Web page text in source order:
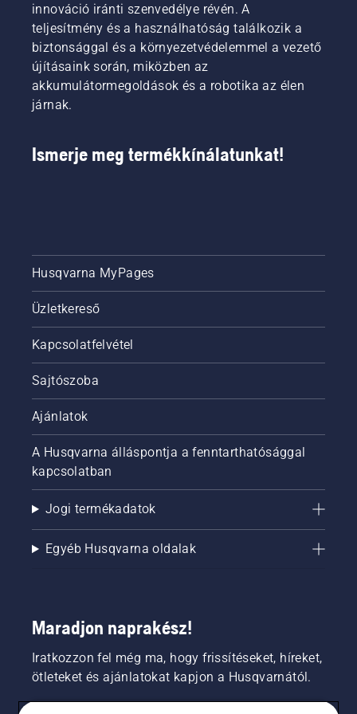
fű
nyírása
közben.
A savE
üzemmód
be- és
kikapcsolásához
meg az
akkumulátoros
biztosít,
és
csökkenti
a
fáradtságot
használat
ideig
dolgozhat
Svennung,
a
Husqvarna
és
innováció iránti szenvedélye révén. A
teljesítmény és a használhatóság találkozik a
biztonsággal és a környezetvédelemmel a vezető
újításaink során, miközben az
akkumulátormegoldások és a robotika az élen
járnak.
Ismerje meg termékkínálatunkat!
Husqvarna MyPages
Üzletkereső
Kapcsolatfelvétel
Sajtószoba
Ajánlatok
A Husqvarna álláspontja a fenntarthatósággal
kapcsolatban
Jogi termékadatok
Egyéb Husqvarna oldalak
Maradjon naprakész!
Iratkozzon fel még ma, hogy frissítéseket, híreket,
ötleteket és ajánlatokat kapjon a Husqvarnától.